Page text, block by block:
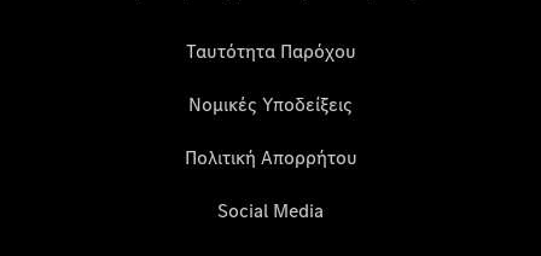
Ταυτότητα Παρόχου
Νομικές Υποδείξεις
Πολιτική Απορρήτου
Social Media